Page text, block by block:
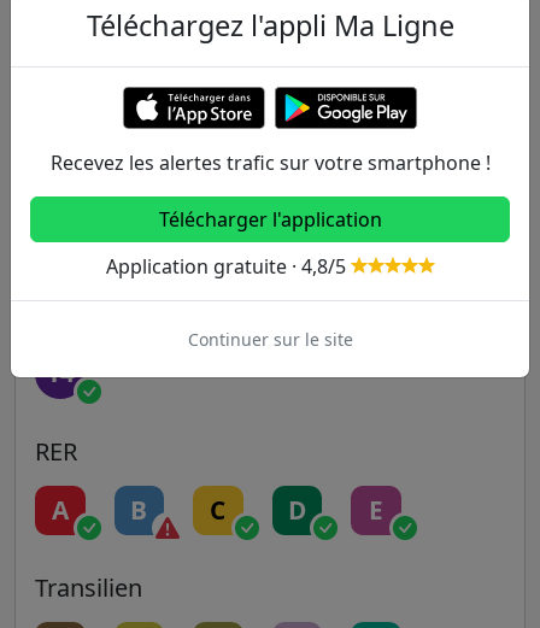
1 2 3 3B 4
5 6 7 7B 8
9 10 11 12 13
14
RER
A B C D E
Transilien
Téléchargez l'appli Ma Ligne
Recevez les alertes trafic sur votre smartphone !
Télécharger l'application
Application gratuite · 4,8/5
Continuer sur le site